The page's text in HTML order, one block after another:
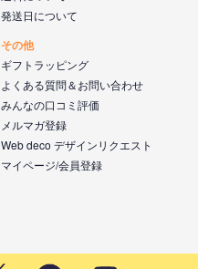
発送日について
その他
ギフトラッピング
よくある質問＆お問い合わせ
みんなの口コミ評価
メルマガ登録
Web deco デザインリクエスト
マイページ/会員登録